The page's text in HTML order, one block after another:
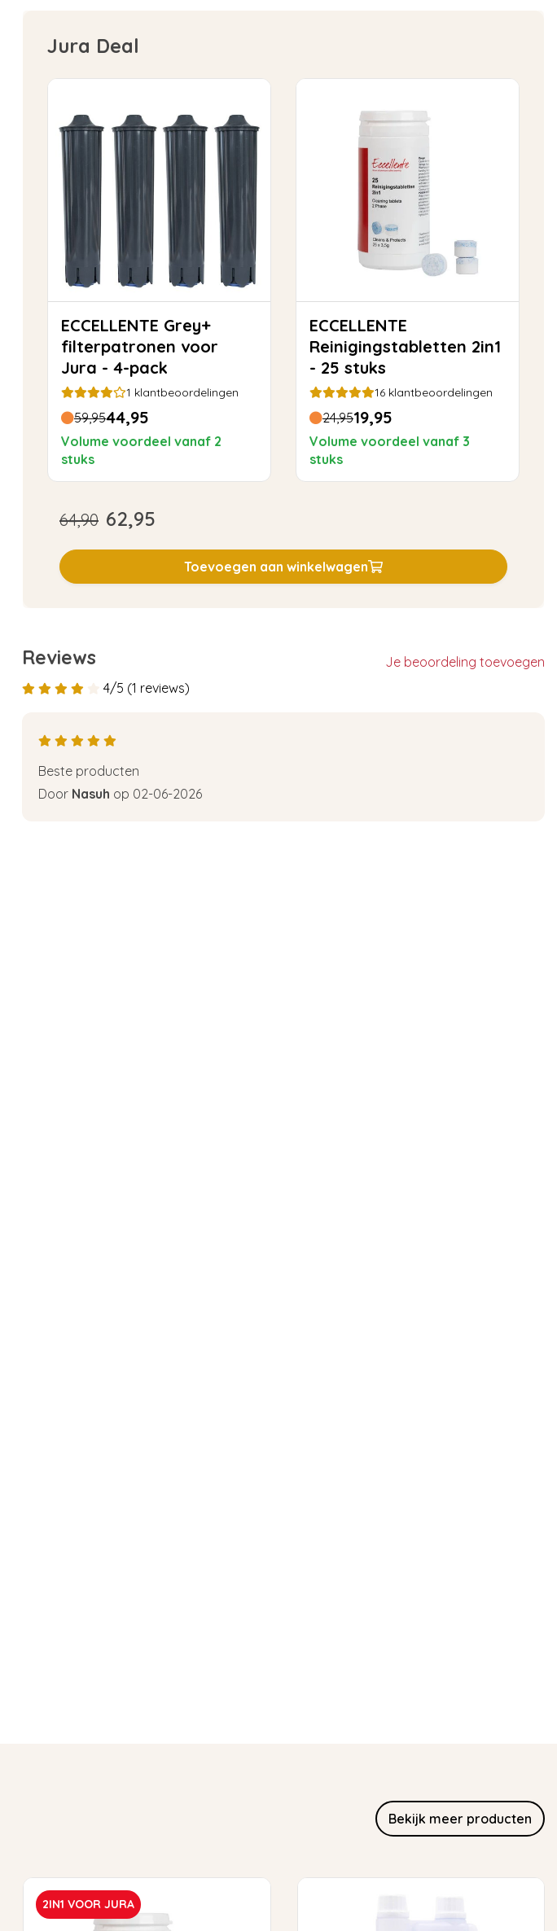
Jura Deal
ECCELLENTE Grey+
filterpatronen voor
Jura - 4-pack
1 klantbeoordelingen
59,9544,95
Volume voordeel vanaf 2
stuks
ECCELLENTE
Reinigingstabletten 2in1
- 25 stuks
16 klantbeoordelingen
24,9519,95
Volume voordeel vanaf 3
stuks
64,90 62,95
Toevoegen aan winkelwagen
Reviews
Je beoordeling toevoegen
4/5 (1 reviews)
Beste producten
Door Nasuh op 02-06-2026
Bekijk meer producten
2IN1 VOOR JURA